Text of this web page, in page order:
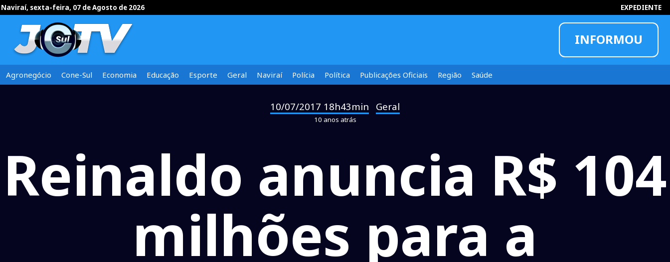
Naviraí, sexta-feira, 07 de Agosto de 2026 EXPEDIENTE
INFORMOU
Agronegócio Cone-Sul Economia Educação Esporte Geral Naviraí Polícia Política Publicações Oficiais Região Saúde
10/07/2017 18h43min Geral
10 anos atrás
Reinaldo anuncia R$ 104
milhões para a